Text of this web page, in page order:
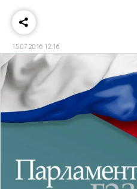
15.07.2016 12:16